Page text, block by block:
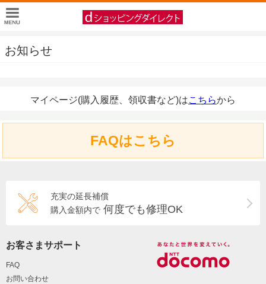
お知らせ
マイページ(購入履歴、領収書など)はこちらから
FAQはこちら
充実の延長補償
購入金額内で 何度でも修理OK
お客さまサポート
FAQ
お問い合わせ